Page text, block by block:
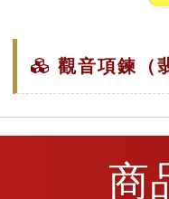
觀音項鍊（
商